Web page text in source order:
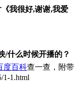
我很好,谢谢,我爱
/什么时候开播的？
度百科查一查，附带
1-1.html